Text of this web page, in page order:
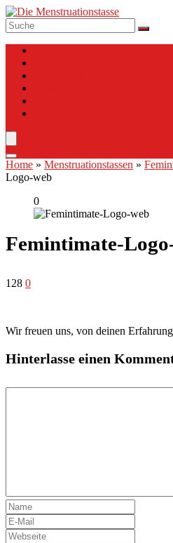
Home » Menstruationstassen »
Logo-web
0
Femintimate-
128 0
Wir freuen uns, von deinen
Hinterlasse einen